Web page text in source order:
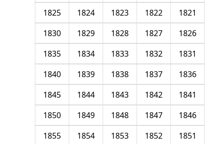
1821
1822
1823
1824
1825
1826
1827
1828
1829
1830
1831
1832
1833
1834
1835
1836
1837
1838
1839
1840
1841
1842
1843
1844
1845
1846
1847
1848
1849
1850
1851
1852
1853
1854
1855